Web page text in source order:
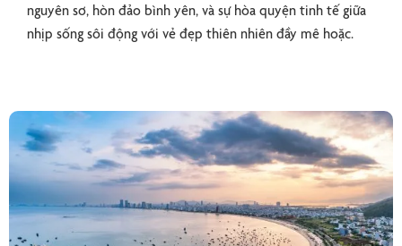
nguyên sơ, hòn đảo bình yên, và sự hòa quyện tinh tế giữa
nhịp sống sôi động với vẻ đẹp thiên nhiên đầy mê hoặc.